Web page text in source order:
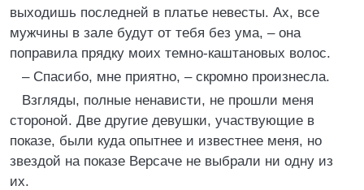
выходишь последней в платье невесты. Ах, все
мужчины в зале будут от тебя без ума, – она
поправила прядку моих темно-каштановых волос.
– Спасибо, мне приятно, – скромно произнесла.
Взгляды, полные ненависти, не прошли меня
стороной. Две другие девушки, участвующие в
показе, были куда опытнее и известнее меня, но
звездой на показе Версаче не выбрали ни одну из
их.